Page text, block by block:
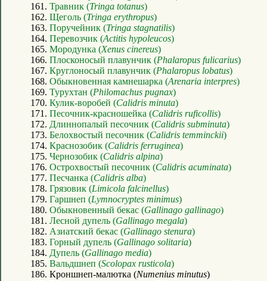
161. Травник (Tringa totanus)
162. Щеголь (Tringa erythropus)
163. Поручейник (Tringa stagnatilis)
164. Перевозчик (Actitis hypoleucos)
165. Мородунка (Xenus cinereus)
166. Плосконосый плавунчик (Phalaropus fulicarius)
167. Круглоносый плавунчик (Phalaropus lobatus)
168. Обыкновенная камнешарка (Arenaria interpres)
169. Турухтан (Philomachus pugnax)
170. Кулик-воробей (Calidris minuta)
171. Песочник-красношейка (Calidris ruficollis)
172. Длиннопалый песочник (Calidris subminuta)
173. Белохвостый песочник (Calidris temminckii)
174. Краснозобик (Calidris ferruginea)
175. Чернозобик (Calidris alpina)
176. Острохвостый песочник (Calidris acuminata)
177. Песчанка (Calidris alba)
178. Грязовик (Limicola falcinellus)
179. Гаршнеп (Lymnocryptes minimus)
180. Обыкновенный бекас (Gallinago gallinago)
181. Лесной дупель (Gallinago megala)
182. Азиатский бекас (Gallinago stenura)
183. Горный дупель (Gallinago solitaria)
184. Дупель (Gallinago media)
185. Вальдшнеп (Scolopax rusticola)
186. Кроншнеп-малютка (Numenius minutus)